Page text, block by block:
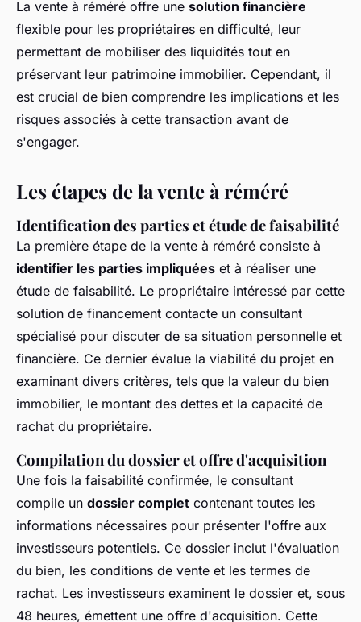
La vente à réméré offre une solution financière
flexible pour les propriétaires en difficulté, leur
permettant de mobiliser des liquidités tout en
préservant leur patrimoine immobilier. Cependant, il
est crucial de bien comprendre les implications et les
risques associés à cette transaction avant de
s'engager.
Les étapes de la vente à réméré
Identification des parties et étude de faisabilité
La première étape de la vente à réméré consiste à
identifier les parties impliquées et à réaliser une
étude de faisabilité. Le propriétaire intéressé par cette
solution de financement contacte un consultant
spécialisé pour discuter de sa situation personnelle et
financière. Ce dernier évalue la viabilité du projet en
examinant divers critères, tels que la valeur du bien
immobilier, le montant des dettes et la capacité de
rachat du propriétaire.
Compilation du dossier et offre d'acquisition
Une fois la faisabilité confirmée, le consultant
compile un dossier complet contenant toutes les
informations nécessaires pour présenter l'offre aux
investisseurs potentiels. Ce dossier inclut l'évaluation
du bien, les conditions de vente et les termes de
rachat. Les investisseurs examinent le dossier et, sous
48 heures, émettent une offre d'acquisition. Cette